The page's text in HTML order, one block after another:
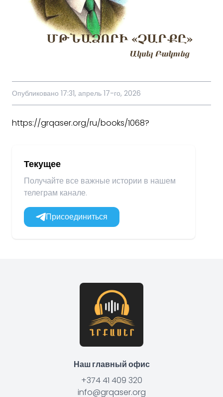
Опубликовано 17:31, апрель 17-го, 2026
https://grqaser.org/ru/books/1068?
Текущее
Получайте все важные истории в нашем
телеграм канале.
Присоединиться
Наш главный офис
+374 41 409 320
info@grqaser.org